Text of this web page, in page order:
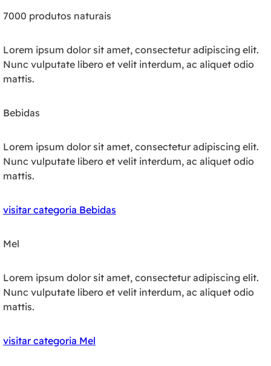
7000 produtos naturais
Lorem ipsum dolor sit amet, consectetur adipiscing elit.
Nunc vulputate libero et velit interdum, ac aliquet odio
mattis.
Bebidas
Lorem ipsum dolor sit amet, consectetur adipiscing elit.
Nunc vulputate libero et velit interdum, ac aliquet odio
mattis.
visitar categoria Bebidas
Mel
Lorem ipsum dolor sit amet, consectetur adipiscing elit.
Nunc vulputate libero et velit interdum, ac aliquet odio
mattis.
visitar categoria Mel